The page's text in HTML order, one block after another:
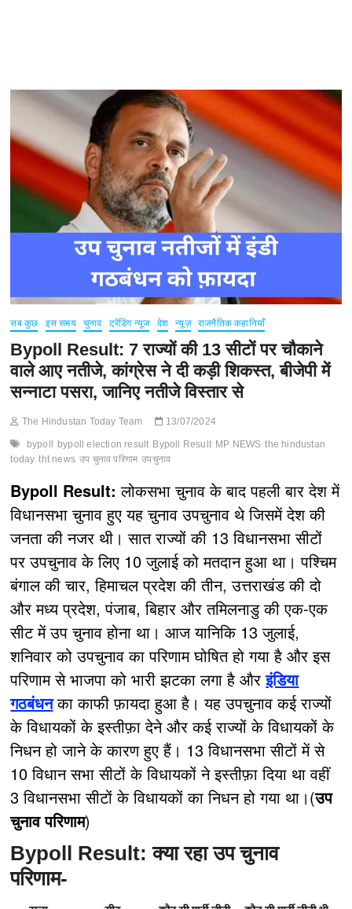
सब कुछ इस समय चुनाव ट्रेंडिंग न्यूज देश न्यूज़ राजनैतिक कहानियाँ
Bypoll Result: 7 राज्यों की 13 सीटों पर चौकाने
वाले आए नतीजे, कांग्रेस ने दी कड़ी शिकस्त, बीजेपी में
सन्नाटा पसरा, जानिए नतीजे विस्तार से
The Hindustan Today Team 13/07/2024
bypoll bypoll election result Bypoll Result MP NEWS the hindustan
today tht news उप चुनाव परिणाम उपचुनाव
Bypoll Result: लोकसभा चुनाव के बाद पहली बार देश में
विधानसभा चुनाव हुए यह चुनाव उपचुनाव थे जिसमें देश की
जनता की नजर थी। सात राज्यों की 13 विधानसभा सीटों
पर उपचुनाव के लिए 10 जुलाई को मतदान हुआ था। पश्चिम
बंगाल की चार, हिमाचल प्रदेश की तीन, उत्तराखंड की दो
और मध्य प्रदेश, पंजाब, बिहार और तमिलनाडु की एक-एक
सीट में उप चुनाव होना था। आज यानिकि 13 जुलाई,
शनिवार को उपचुनाव का परिणाम घोषित हो गया है और इस
परिणाम से भाजपा को भारी झटका लगा है औरइंडिया
गठबंधनका काफी फ़ायदा हुआ है। यह उपचुनाव कई राज्यों
के विधायकों के इस्तीफ़ा देने और कई राज्यों के विधायकों के
निधन हो जाने के कारण हुए हैं। 13 विधानसभा सीटों में से
10 विधान सभा सीटों के विधायकों ने इस्तीफ़ा दिया था वहीं
3 विधानसभा सीटों के विधायकों का निधन हो गया था।(उप
चुनाव परिणाम)
Bypoll Result: क्या रहा उप चुनाव
परिणाम-